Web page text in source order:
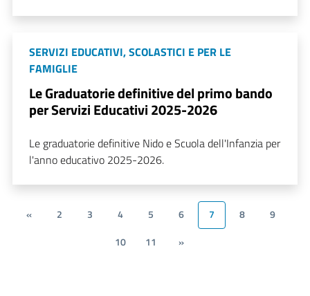
SERVIZI EDUCATIVI, SCOLASTICI E PER LE
FAMIGLIE
Le Graduatorie definitive del primo bando
per Servizi Educativi 2025-2026
Le graduatorie definitive Nido e Scuola dell'Infanzia per
l'anno educativo 2025-2026.
« 2 3 4 5 6 7 8
9
10
11 »